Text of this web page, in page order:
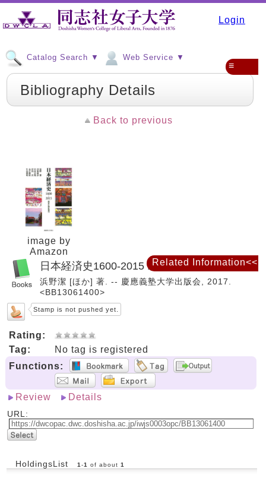
Login
Catalog Search ▼ Web Service ▼
≡
Bibliography Details
Back to previous
image by
Amazon
日本経済史1600-2015 : 歴史に読む現代
浜野潔 [ほか] 著. -- 慶應義塾大学出版会, 2017.
<BB13061400>
Stamp is not pushed yet.
Rating:
Tag:
No tag is registered
Functions:
Review Details
URL:
HoldingsList 1 -1 of about 1
Related Information<<